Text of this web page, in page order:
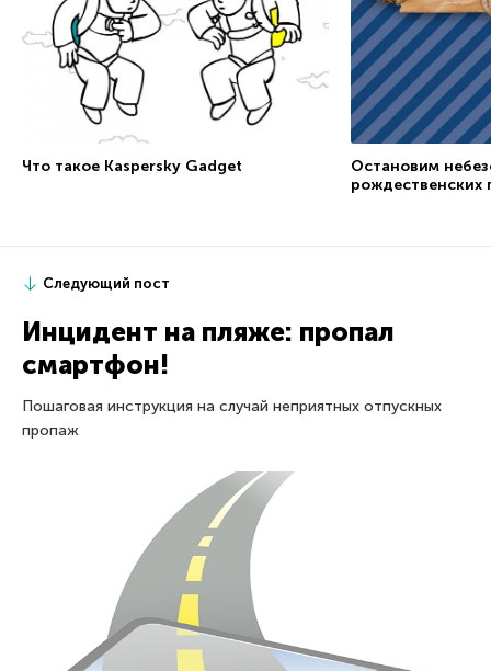
Что такое Kaspersky Gadget
Остановим
рождественских
Следующий пост
Инцидент на пляже: пропал
смартфон!
Пошаговая инструкция на случай неприятных отпускных
пропаж